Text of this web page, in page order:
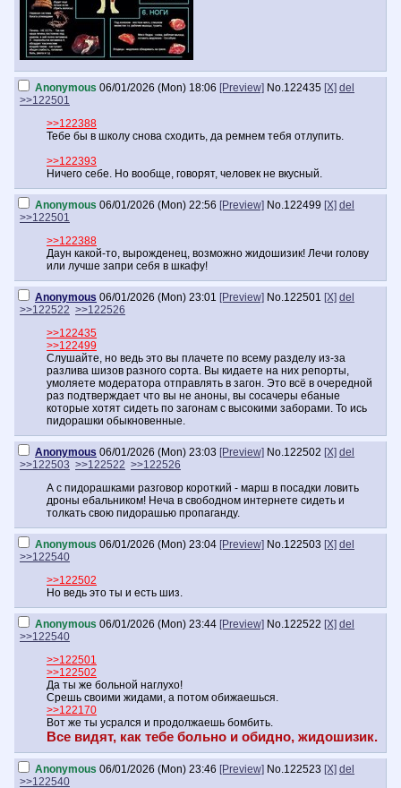
Anonymous 06/01/2026 (Mon) 18:06 [Preview] No.122435 [X] del
>>122501
>>122388
Тебе бы в школу снова сходить, да ремнем тебя отлупить.
>>122393
Ничего себе. Но вообще, говорят, человек не вкусный.
Anonymous 06/01/2026 (Mon) 22:56 [Preview] No.122499 [X] del
>>122501
>>122388
Даун какой-то, вырожденец, возможно жидошизик! Лечи голову
или лучше запри себя в шкафу!
Anonymous 06/01/2026 (Mon) 23:01 [Preview] No.122501 [X] del
>>122522 >>122526
>>122435
>>122499
Слушайте, но ведь это вы плачете по всему разделу из-за
разлива шизов разного сорта. Вы кидаете на них репорты,
умоляете модератора отправлять в загон. Это всё в очередной
раз подтверждает что вы не аноны, вы сосачеры ебаные
которые хотят сидеть по загонам с высокими заборами. То ись
пидорашки обыкновенные.
Anonymous 06/01/2026 (Mon) 23:03 [Preview] No.122502 [X] del
>>122503 >>122522 >>122526
А с пидорашками разговор короткий - марш в посадки ловить
дроны ебальником! Неча в свободном интернете сидеть и
толкать свою пидорашью пропаганду.
Anonymous 06/01/2026 (Mon) 23:04 [Preview] No.122503 [X] del
>>122540
>>122502
Но ведь это ты и есть шиз.
Anonymous 06/01/2026 (Mon) 23:44 [Preview] No.122522 [X] del
>>122540
>>122501
>>122502
Да ты же больной наглухо!
Срешь своими жидами, а потом обижаешься.
>>122170
Вот же ты усрался и продолжаешь бомбить.
Все видят, как тебе больно и обидно, жидошизик.
Anonymous 06/01/2026 (Mon) 23:46 [Preview] No.122523 [X] del
>>122540